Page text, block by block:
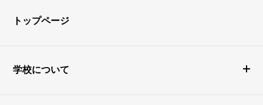
トップページ
学校について